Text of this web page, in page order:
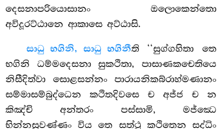
දෙසනාපරියොසානං ඔලොකෙන්තො
අවිදූරට්ඨානෙ ආකාසෙ අට්ඨාසි.
සාධු භගිනි, සාධු භගිනීති ‘‘සුග්ගහිතා තෙ
භගිනි ධම්මදෙසනාසුකථිතා, පාසාණකචෙතියෙ
නිසීදිත්වා සොළසන්නං පාරායනිකබ්රාහ්මණානං
සම්මාසම්බුද්ධෙන කථිතදිවසෙ ච අජ්ජ ච න
කිඤ්චි අන්තරං පස්සාමි, මජ්ඣෙ
භින්නසුවණ්ණං විය තෙ සත්ථු කථිතෙන සද්ධිං